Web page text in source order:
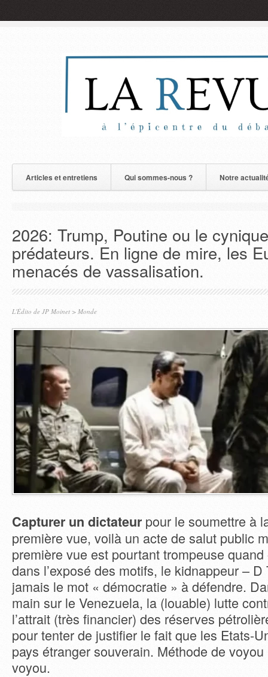
Articles et entretiens Qui sommes-nous ? Notre
2026: Trump, Poutine ou le
prédateurs. En ligne de mire, les
menacés de vassalisation.
L'Édito de JP Moinet > Monde
Capturer un dictateur pour le soumettre à
première vue, voilà un acte de salut public
première vue est pourtant trompeuse quand
dans l’exposé des motifs, le kidnappeur – D
jamais le mot « démocratie » à défendre.
main sur le Venezuela, la (louable) lutte
l’attrait (très financier) des réserves
pour tenter de justifier le fait que les Etats-
pays étranger souverain. Méthode de
voyou.